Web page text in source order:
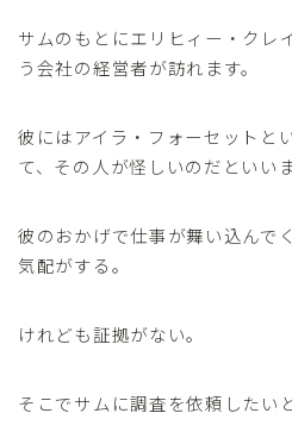
サムのもとにエリヒィー・クレ
う会社の経営者が訪れます。
彼にはアイラ・フォーセットと
て、その人が怪しいのだといいま
彼のおかげで仕事が舞い込んで
気配がする。
けれども証拠がない。
そこでサムに調査を依頼したい